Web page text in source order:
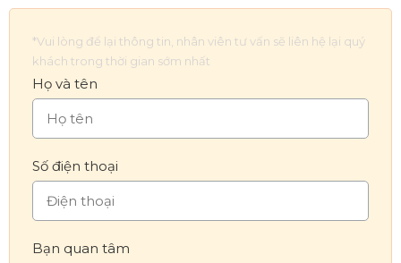
*Vui lòng để lại thông tin, nhân viên tư vấn sẽ liên hệ lại quý
khách trong thời gian sớm nhất
Họ và tên
Số điện thoại
Bạn quan tâm